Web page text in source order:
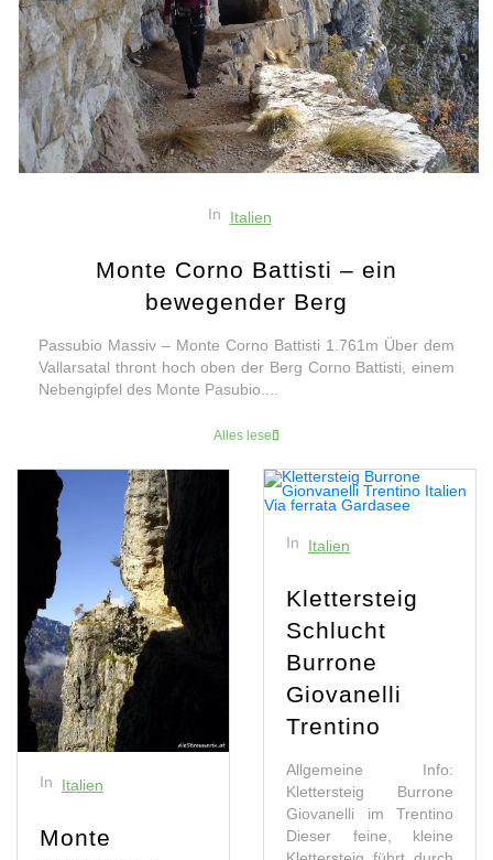
In Italien
Monte Corno Battisti – ein
bewegender Berg
Passubio Massiv – Monte Corno Battisti 1.761m Über dem
Vallarsatal thront hoch oben der Berg Corno Battisti, einem
Nebengipfel des Monte Pasubio....
Alles lesen
In Italien
Monte
In Italien
Klettersteig
Schlucht
Burrone
Giovanelli
Trentino
Allgemeine Info:
Klettersteig Burrone
Giovanelli im Trentino
Dieser feine, kleine